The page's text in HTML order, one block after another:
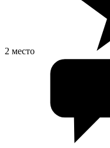
2 место